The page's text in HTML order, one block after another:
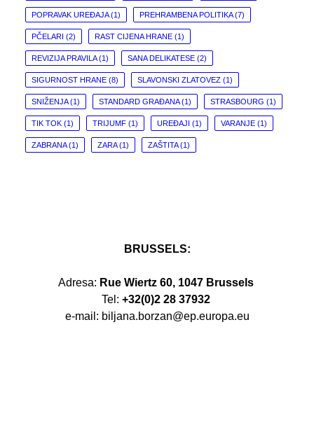
POPRAVAK UREĐAJA(1) PREHRAMBENA POLITIKA(7)
PČELARI (2) RAST CIJENA HRANE (1)
REVIZIJA PRAVILA(1) SANA DELIKATESE (2)
SIGURNOST HRANE (8) SLAVONSKI ZLATOVEZ (1)
SNIŽENJA(1) STANDARD GRAĐANA(1) STRASBOURG (1)
TIK TOK (1) TRIJUMF (1) UREĐAJI (1) VARANJE (1)
ZABRANA(1) ZARA(1) ZAŠTITA(1)
BRUSSELS:
Adresa: Rue Wiertz 60, 1047 Brussels
Tel: +32(0)2 28 37932
e-mail: biljana.borzan@ep.europa.eu